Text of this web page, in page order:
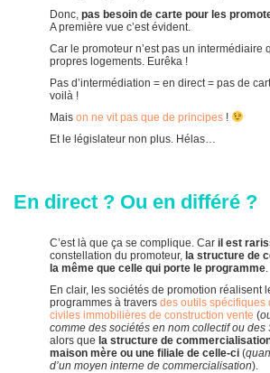
Donc, pas besoin de carte pour les
A première vue c’est évident.
Car le promoteur n’est pas un intermédiaire
propres logements. Eurêka !
Pas d’intermédiation = en direct = pas de
voilà !
Mais on ne vit pas que de principes !
Et le législateur non plus. Hélas…
En direct ? Ou en différé ?
C’est là que ça se complique. Car il est
constellation du promoteur, la structure de
la même que celle qui porte le programme.
En clair, les sociétés de promotion réalisent
programmes à travers des outils spécifiques
civiles immobilières de construction vente (
comme des sociétés en nom collectif ou des
alors que la structure de
maison mère ou une filiale de celle-ci (
d’un moyen interne de commercialisation).